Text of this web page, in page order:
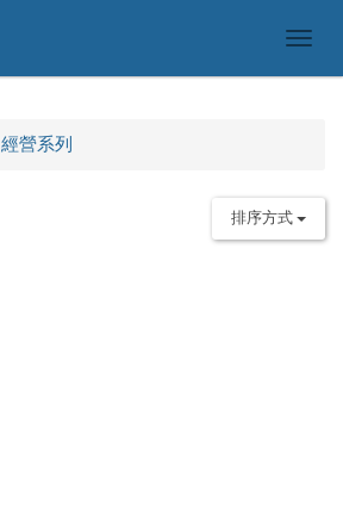
經營系列
排序方式